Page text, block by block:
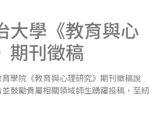
大學《教育與心
期刊徵稿
學院《教育與心理研究》期刊徵稿說
鼓勵貴屬相關領域師生踴躍投稿，至紉